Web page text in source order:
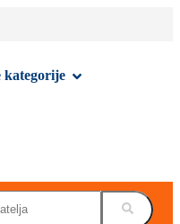
kategorije